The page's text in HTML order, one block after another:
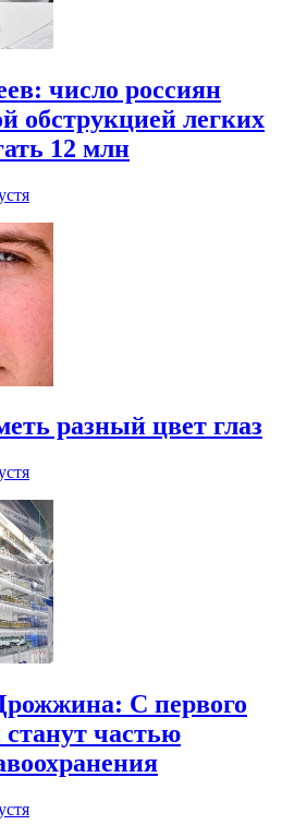
число россиян
обструкцией легких
12 млн
разный цвет глаз
С первого
частью